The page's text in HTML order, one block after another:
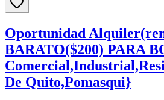
Oportunidad
BARATO($200) PARA
De Quito,Pomasqui}